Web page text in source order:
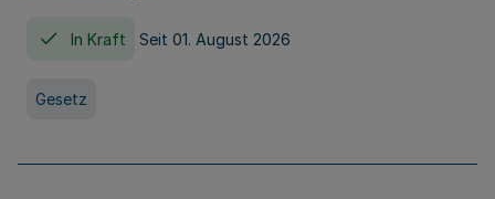
In Kraft Seit 01. August 2026
Gesetz